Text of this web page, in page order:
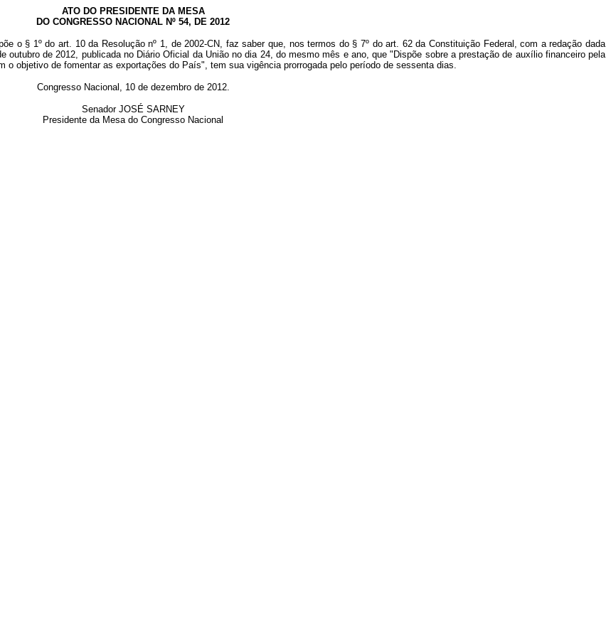
ATO DO PRESIDENTE DA MESA
DO CONGRESSO NACIONAL Nº 54, DE 2012
o § 1º do art. 10 da Resolução nº 1, de 2002-CN, faz saber que, nos termos do § 7º do art. 62 da Constituição Federal, com a redação dada
outubro de 2012, publicada no Diário Oficial da União no dia 24, do mesmo mês e ano, que "Dispõe sobre a prestação de auxílio financeiro pela
objetivo de fomentar as exportações do País", tem sua vigência prorrogada pelo período de sessenta dias.
Congresso Nacional, 10 de dezembro de 2012.
Senador JOSÉ SARNEY
Presidente da Mesa do Congresso Nacional